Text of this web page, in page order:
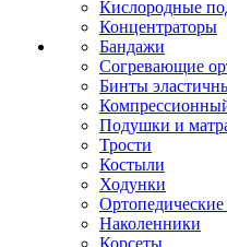
Кислородные
Концентраторы
Бандажи
Согревающие
Бинты
Подушки и
Трости
Костыли
Ходунки
Наколенники
Корсеты